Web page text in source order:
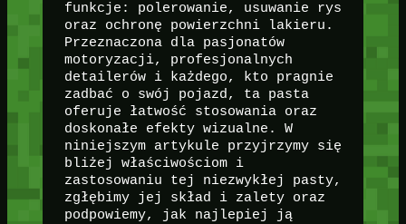
funkcje: polerowanie, usuwanie rys
oraz ochronę powierzchni lakieru.
Przeznaczona dla pasjonatów
motoryzacji, profesjonalnych
detailerów i każdego, kto pragnie
zadbać o swój pojazd, ta pasta
oferuje łatwość stosowania oraz
doskonałe efekty wizualne. W
niniejszym artykule przyjrzymy się
bliżej właściwościom i
zastosowaniu tej niezwykłej pasty,
zgłębimy jej skład i zalety oraz
podpowiemy, jak najlepiej ją